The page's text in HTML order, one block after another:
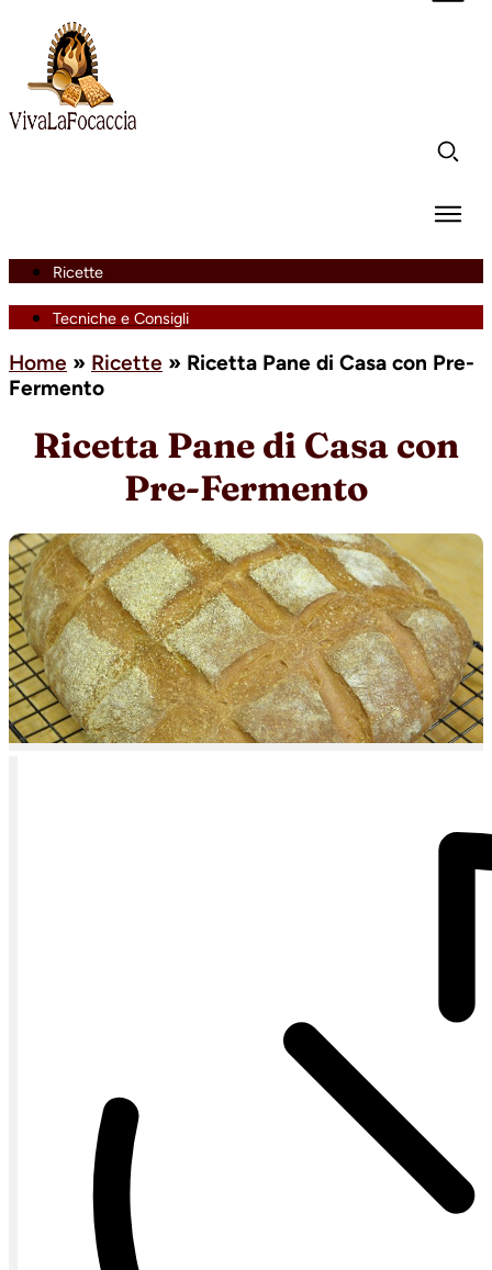
Ricette
Tecniche e Consigli
Home » Ricette » Ricetta Pane di Casa con Pre-
Fermento
Ricetta Pane di Casa con
Pre-Fermento